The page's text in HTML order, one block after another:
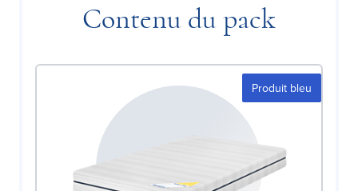
Contenu du pack
Produit bleu